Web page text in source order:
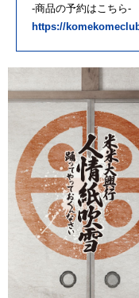
-商品の予約はこちら-
https://